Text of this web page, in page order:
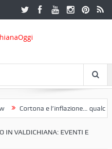
Cortona e l’inflazione… qualche
IN VALDICHIANA: EVENTI E